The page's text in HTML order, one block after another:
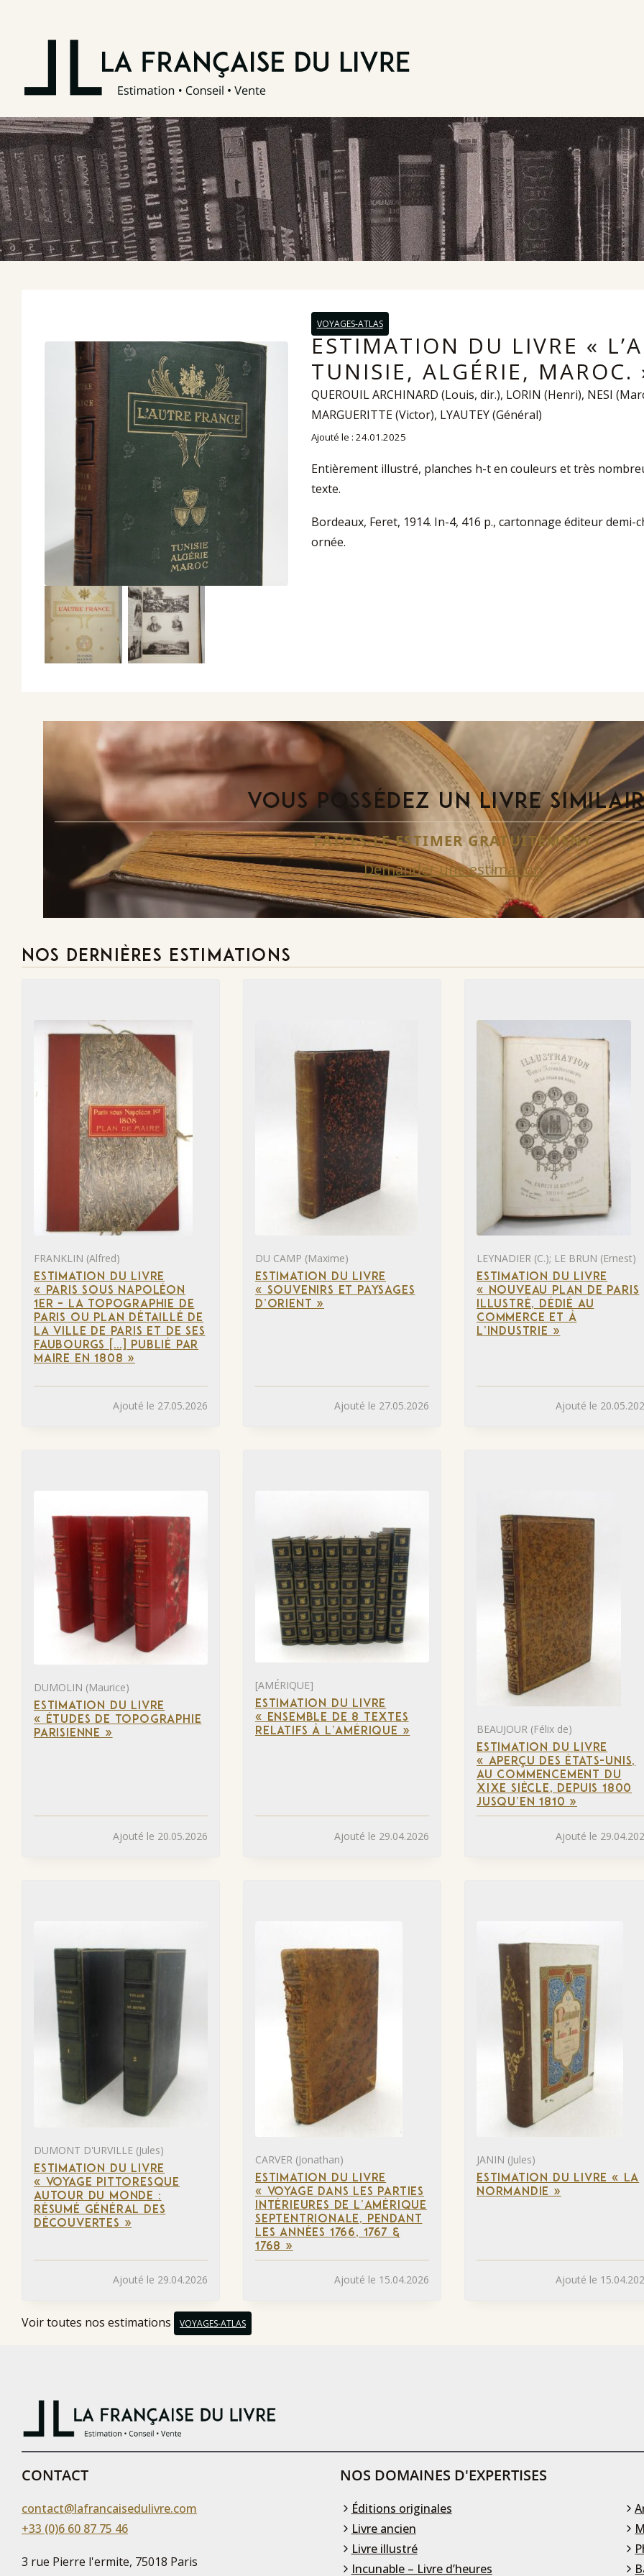
VOYAGES-ATLAS
ESTIMATION DU LIVRE «
TUNISIE, ALGÉRIE, MAROC.
QUEROUIL ARCHINARD (Louis, dir.), LORIN (Henri), NESI
MARGUERITTE (Victor), LYAUTEY (Général)
Ajouté le : 24.01.2025
Entièrement illustré, planches h-t en couleurs et très
texte.
Bordeaux, Feret, 1914. In-4, 416 p., cartonnage éditeur
ornée.
VOUS POSSÉDEZ UN LIVRE
FAITES-LE ESTIMER GRATUITEMENT
Demander une estimation
NOS DERNIÈRES ESTIMATIONS
FRANKLIN (Alfred)
ESTIMATION DU LIVRE
« PARIS SOUS NAPOLÉON
1ER – LA TOPOGRAPHIE DE
PARIS OU PLAN DÉTAILLÉ DE
LA VILLE DE PARIS ET DE SES
FAUBOURGS […] PUBLIÉ PAR
MAIRE EN 1808 »
Ajouté le 27.05.2026
DU CAMP (Maxime)
ESTIMATION DU LIVRE
« SOUVENIRS ET PAYSAGES
D’ORIENT »
Ajouté le 27.05.2026
LEYNADIER (C.); LE BRUN (Ernest)
ESTIMATION DU LIVRE
« NOUVEAU PLAN DE PARIS
ILLUSTRÉ, DÉDIÉ AU
COMMERCE ET À
L’INDUSTRIE »
Ajouté le
DUMOLIN (Maurice)
ESTIMATION DU LIVRE
« ÉTUDES DE TOPOGRAPHIE
PARISIENNE »
Ajouté le 20.05.2026
[AMÉRIQUE]
ESTIMATION DU LIVRE
« ENSEMBLE DE 8 TEXTES
RELATIFS À L’AMÉRIQUE »
Ajouté le 29.04.2026
BEAUJOUR (Félix de)
ESTIMATION DU LIVRE
« APERÇU DES ÉTATS-UNIS,
AU COMMENCEMENT DU
XIXE SIÈCLE, DEPUIS 1800
JUSQU’EN 1810 »
Ajouté le
DUMONT D'URVILLE (Jules)
ESTIMATION DU LIVRE
« VOYAGE PITTORESQUE
AUTOUR DU MONDE :
RÉSUMÉ GÉNÉRAL DES
DÉCOUVERTES »
Ajouté le 29.04.2026
CARVER (Jonathan)
ESTIMATION DU LIVRE
« VOYAGE DANS LES PARTIES
INTÉRIEURES DE L’AMÉRIQUE
SEPTENTRIONALE, PENDANT
LES ANNÉES 1766, 1767 &
1768 »
Ajouté le 15.04.2026
JANIN (Jules)
ESTIMATION DU LIVRE « LA
NORMANDIE »
Ajouté le
Voir toutes nos estimations VOYAGES-ATLAS
CONTACT
contact@lafrancaisedulivre.com
+33 (0)6 60 87 75 46
3 rue Pierre l'ermite, 75018 Paris
NOS DOMAINES D'EXPERTISES
Éditions originales
Livre ancien
Livre illustré
Incunable – Livre d’heures